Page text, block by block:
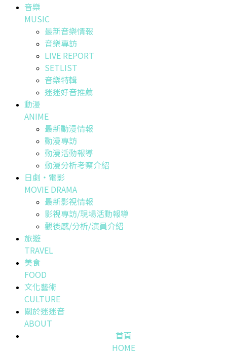
音樂
MUSIC
最新音樂情報
音樂專訪
LIVE REPORT
SETLIST
音樂特輯
迷迷好音推薦
動漫
ANIME
最新動漫情報
動漫專訪
動漫活動報導
動漫分析考察介紹
日劇・電影
MOVIE DRAMA
最新影視情報
影視專訪/現場活動報導
觀後感/分析/演員介紹
旅遊
TRAVEL
美食
FOOD
文化藝術
CULTURE
關於迷迷音
ABOUT
首頁
HOME